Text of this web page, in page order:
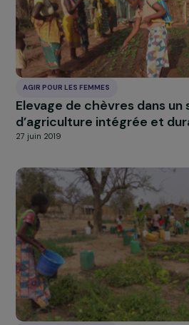
AGIR POUR LES FEMMES
Les Entrepreneuses du
l’exploitation sexuelle
Katmandou
10 juillet 2019
AGIR POUR LES FEMMES
Réduire la violence